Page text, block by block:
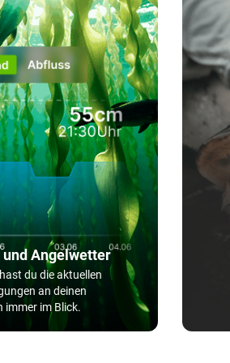
Angelwetter
du die aktuellen
an deinen
immer im Blick.